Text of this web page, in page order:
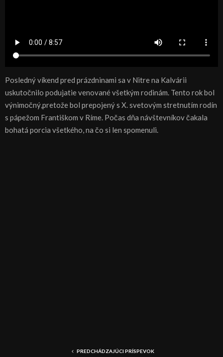
Posledný víkend pred prázdninami sa v Nitre na Kalvárii
uskutočnilo podujatie venované všetkým rodinám. Tento rok bol
výnimočný,pretože bol prepojený s X. svetovým stretnutím rodín
s pápežom Františkom v Ríme. Počas dňa návštevníkov čakala
bohatá porcia všetkého, na čo si len spomenuli.
PREDCHÁDZAJÚCI PRÍSPEVOK